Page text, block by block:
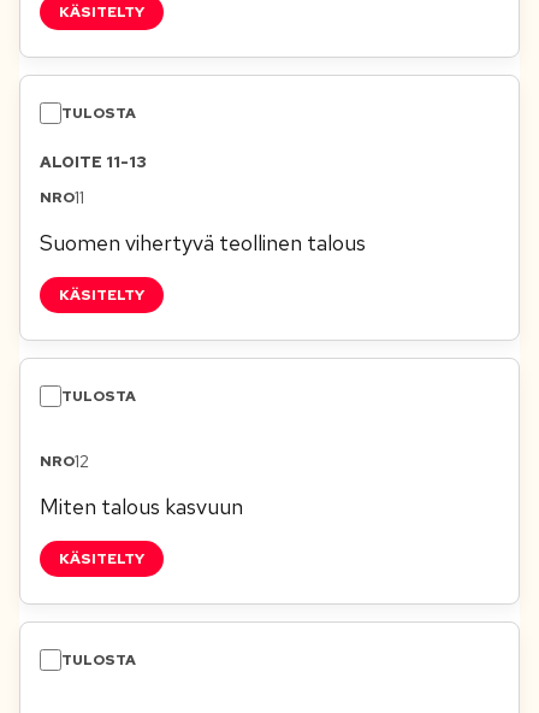
KÄSITELTY
ALOITE 11-13
11
Suomen vihertyvä teollinen talous
KÄSITELTY
12
Miten talous kasvuun
KÄSITELTY